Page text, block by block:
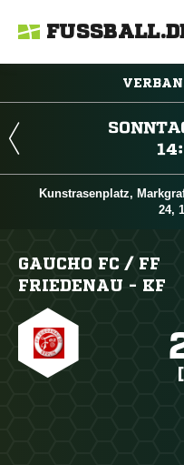
Kunstrasenplatz,
24,
GAUCHO FC /​ FF
FRIEDENAU - KF